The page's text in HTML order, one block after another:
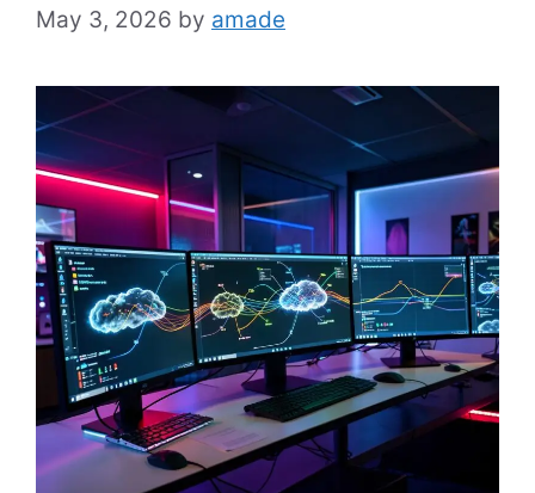
May 3, 2026 by amade